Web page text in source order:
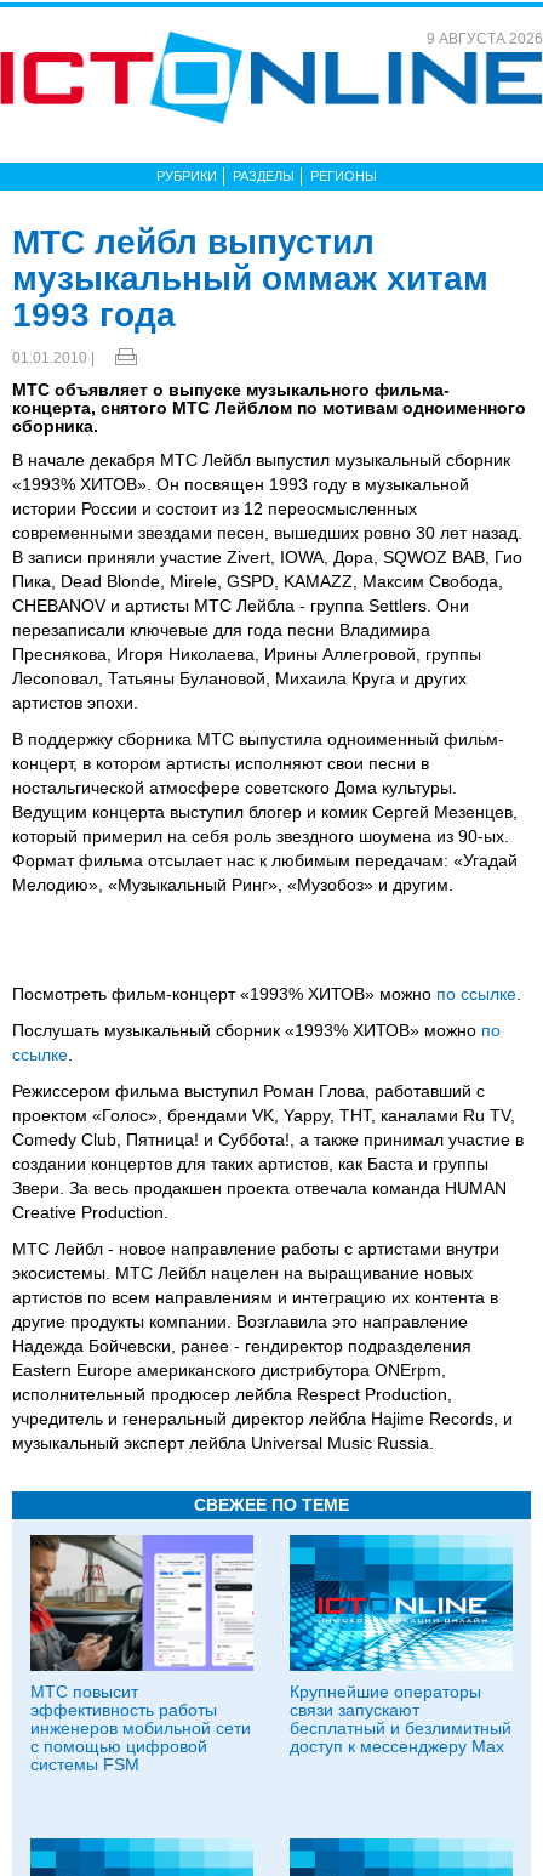
9 АВГУСТА 2026
РУБРИКИ РАЗДЕЛЫ РЕГИОНЫ
МТС лейбл выпустил
музыкальный оммаж хитам
1993 года
01.01.2010 |
МТС объявляет о выпуске музыкального фильма-
концерта, снятого МТС Лейблом по мотивам одноименного
сборника.
В начале декабря МТС Лейбл выпустил музыкальный сборник
«1993% ХИТОВ». Он посвящен 1993 году в музыкальной
истории России и состоит из 12 переосмысленных
современными звездами песен, вышедших ровно 30 лет назад.
В записи приняли участие Zivert, IOWA, Дора, SQWOZ BAB, Гио
Пика, Dead Blonde, Mirele, GSPD, KAMAZZ, Максим Свобода,
CHEBANOV и артисты МТС Лейбла - группа Settlers. Они
перезаписали ключевые для года песни Владимира
Преснякова, Игоря Николаева, Ирины Аллегровой, группы
Лесоповал, Татьяны Булановой, Михаила Круга и других
артистов эпохи.
В поддержку сборника МТС выпустила одноименный фильм-
концерт, в котором артисты исполняют свои песни в
ностальгической атмосфере советского Дома культуры.
Ведущим концерта выступил блогер и комик Сергей Мезенцев,
который примерил на себя роль звездного шоумена из 90-ых.
Формат фильма отсылает нас к любимым передачам: «Угадай
Мелодию», «Музыкальный Ринг», «Музобоз» и другим.
Поcмотреть фильм-концерт «1993% ХИТОВ» можно по ссылке
Послушать музыкальный сборник «1993% ХИТОВ» можно по
ссылке
Режиссером фильма выступил Роман Глова, работавший с
проектом «Голос», брендами VK, Yappy, ТНТ, каналами Ru TV,
Comedy Club, Пятница! и Суббота!, а также принимал участие в
создании концертов для таких артистов, как Баста и группы
Звери. За весь продакшен проекта отвечала команда HUMAN
Creative Production.
МТС Лейбл - новое направление работы с артистами внутри
экосистемы. МТС Лейбл нацелен на выращивание новых
артистов по всем направлениям и интеграцию их контента в
другие продукты компании. Возглавила это направление
Надежда Бойчевски, ранее - гендиректор подразделения
Eastern Europe американского дистрибутора ONErpm,
исполнительный продюсер лейбла Respect Production,
учредитель и генеральный директор лейбла Hajime Records, и
музыкальный эксперт лейбла Universal Music Russia.
СВЕЖЕЕ ПО ТЕМЕ
МТС повысит
эффективность работы
инженеров мобильной сети
с помощью цифровой
системы FSM
Крупнейшие операторы
связи запускают
бесплатный и безлимитный
доступ к мессенджеру Мах